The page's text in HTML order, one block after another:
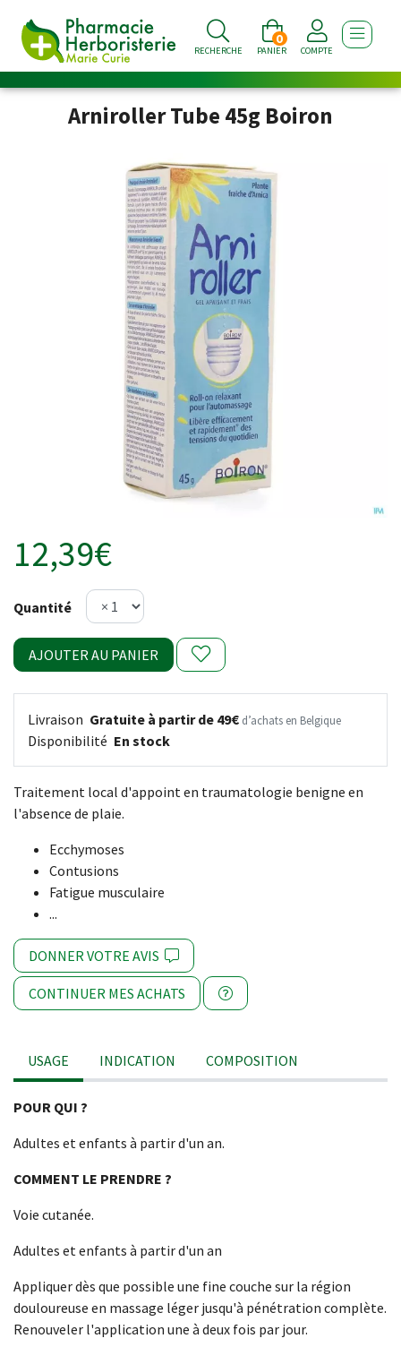
RECHERCHE PANIER
0
COMPTE
Arniroller Tube 45g Boiron
12,39€
Quantité
AJOUTER AU PANIER
Livraison Gratuite à partir de 49€ d’achats en Belgique
Disponibilité En stock
Traitement local d'appoint en traumatologie benigne en
l'absence de plaie.
Ecchymoses
Contusions
Fatigue musculaire
...
DONNER VOTRE AVIS
CONTINUER MES ACHATS
USAGE INDICATION COMPOSITION
POUR QUI ?
Adultes et enfants à partir d'un an.
COMMENT LE PRENDRE ?
Voie cutanée.
Adultes et enfants à partir d'un an
Appliquer dès que possible une fine couche sur la région
douloureuse en massage léger jusqu'à pénétration complète.
Renouveler l'application une à deux fois par jour.